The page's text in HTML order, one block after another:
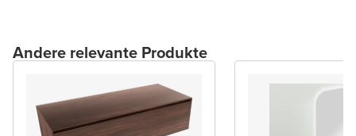
Andere relevante Produkte